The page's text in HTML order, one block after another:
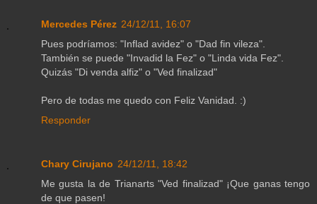
Mercedes Pérez 24/12/11, 16:07
Pues podríamos: "Inflad avidez" o "Dad fin vileza".
También se puede "Invadid la Fez" o "Linda vida Fez".
Quizás "Di venda alfiz" o "Ved finalizad"
Pero de todas me quedo con Feliz Vanidad. :)
Responder
Chary Cirujano 24/12/11, 18:42
Me gusta la de Trianarts "Ved finalizad" ¡Que ganas tengo
de que pasen!